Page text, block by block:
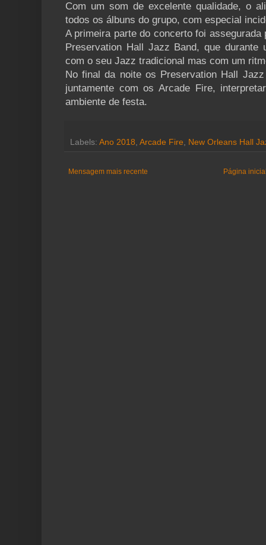
Com um som de excelente qualidade, o
todos os álbuns do grupo, com especial
A primeira parte do concerto foi
Preservation Hall Jazz Band, que durante
com o seu Jazz tradicional mas com um
No final da noite os Preservation Hall
juntamente com os Arcade Fire,
ambiente de festa.
Labels: Ano 2018, Arcade Fire, New Orleans Hall
Mensagem mais recente Página